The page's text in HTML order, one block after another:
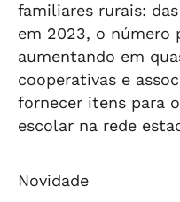
familiares rurais:
em 2023, o número
aumentando em
cooperativas e
fornecer itens para
escolar na rede
Novidade